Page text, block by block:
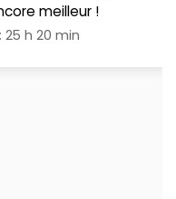
meilleur !
h 20 min